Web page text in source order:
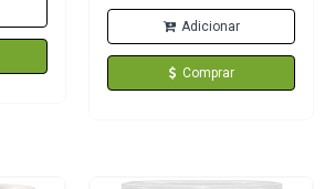
Adicionar
Comprar